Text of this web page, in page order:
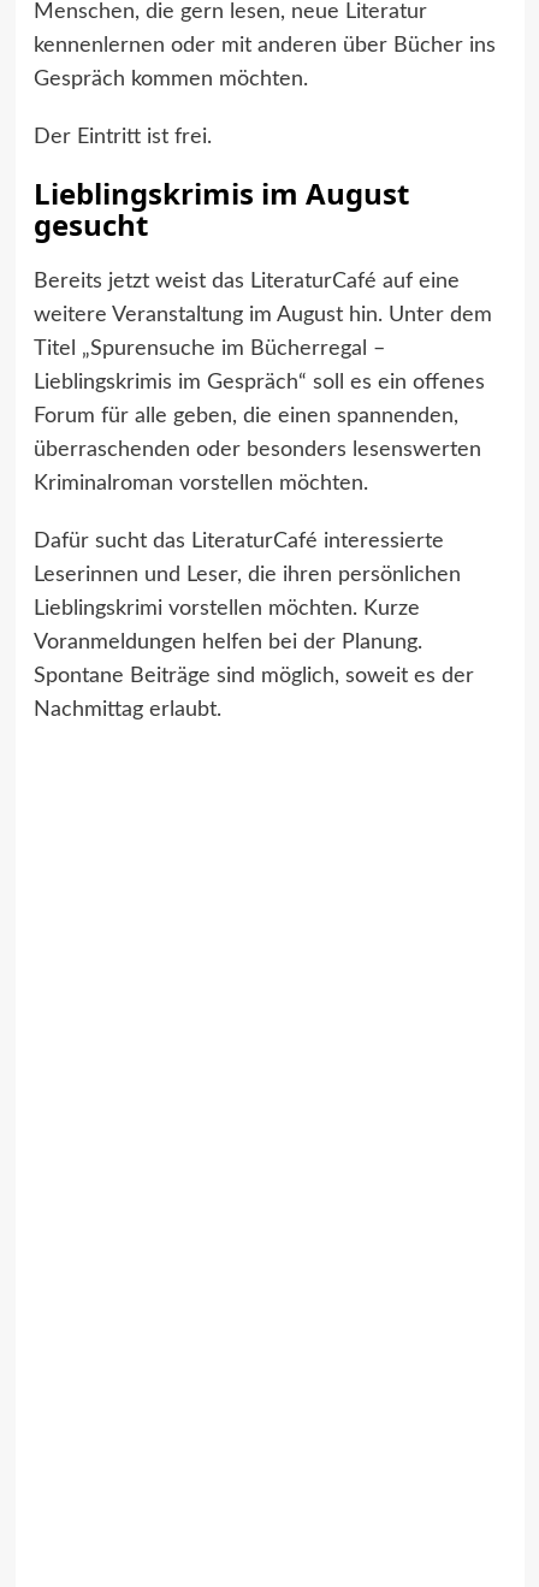
Menschen, die gern lesen, neue Literatur
kennenlernen oder mit anderen über Bücher ins
Gespräch kommen möchten.
Der Eintritt ist frei.
Lieblingskrimis im August
gesucht
Bereits jetzt weist das LiteraturCafé auf eine
weitere Veranstaltung im August hin. Unter dem
Titel „Spurensuche im Bücherregal –
Lieblingskrimis im Gespräch“ soll es ein offenes
Forum für alle geben, die einen spannenden,
überraschenden oder besonders lesenswerten
Kriminalroman vorstellen möchten.
Dafür sucht das LiteraturCafé interessierte
Leserinnen und Leser, die ihren persönlichen
Lieblingskrimi vorstellen möchten. Kurze
Voranmeldungen helfen bei der Planung.
Spontane Beiträge sind möglich, soweit es der
Nachmittag erlaubt.